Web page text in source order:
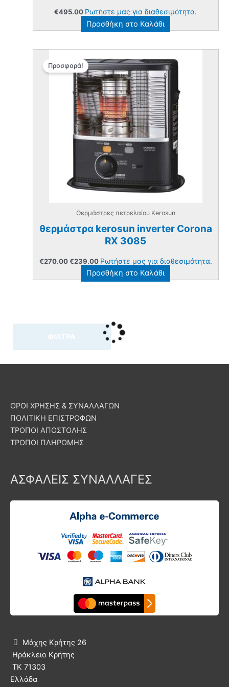
ΦΙΛΤΡΑ
€495.00 Ρωτήστε μας για διαθεσιμότητα.
Προσθήκη στο Καλάθι
Προσφορά!
Θερμάστρες πετρελαίου Kerosun
θερμάστρα kerosun inverter Corona
RX 3085
€270.00 Original
price
€239.00Η
τρέχουσα
τιμή
Ρωτήστε μας για διαθεσιμότητα.
Προσθήκη στο Καλάθι
ΟΡΟΙ ΧΡΗΣΗΣ & ΣΥΝΑΛΛΑΓΩΝ
ΠΟΛΙΤΙΚΗ ΕΠΙΣΤΡΟΦΩΝ
ΤΡΟΠΟΙ ΑΠΟΣΤΟΛΗΣ
ΤΡΟΠΟΙ ΠΛΗΡΩΜΗΣ
ΑΣΦΑΛΕΙΣ ΣΥΝΑΛΛΑΓΕΣ

Μάχης Κρήτης 26
Ηράκλειο Κρήτης
ΤΚ 71303
Ελλάδα